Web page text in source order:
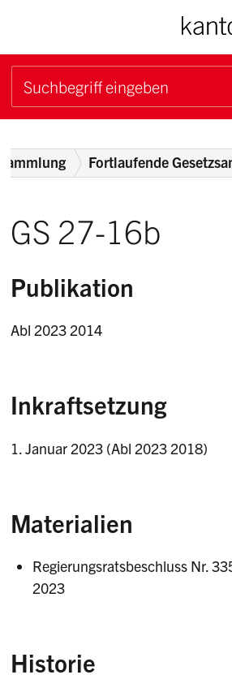
Navigieren im
Schnellnavigation
Suchbegriff
Fortlaufende
GS 27-16b
Publikation
Abl 2023 2014
Inkraftsetzung
1. Januar 2023 (Abl 2023 2018)
Materialien
Regierungsratsbeschluss Nr.
2023
Historie